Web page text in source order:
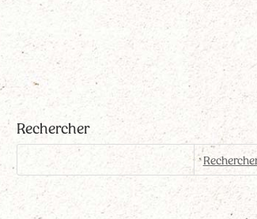
Rechercher